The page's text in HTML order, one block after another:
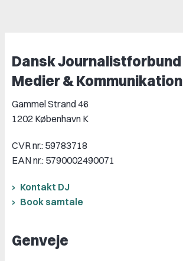
Dansk Journalistforbund
Medier & Kommunikation
Gammel Strand 46
1202 København K
CVR nr.: 59783718
EAN nr.: 5790002490071
Kontakt DJ
Book samtale
Genveje